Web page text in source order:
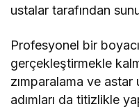
ustalar tarafından
Profesyonel bir
gerçekleştirmekle
zımparalama ve astar
adımları da titizlikle